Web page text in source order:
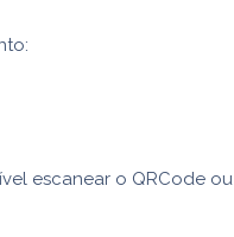
escanear o QRCode